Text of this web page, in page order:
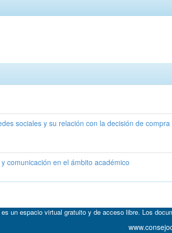
sociales y su relación con la decisión de compra
comunicación en el ámbito académico
un espacio virtual gratuito y de acceso libre. Los